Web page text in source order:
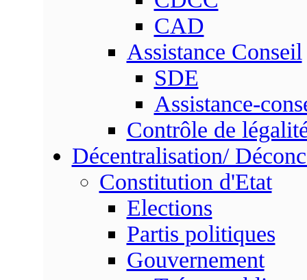
CAD
Assistance Conseil
SDE
Assistance-
Contrôle de
Décentralisation/
Constitution d'Etat
Elections
Partis politiques
Gouvernement